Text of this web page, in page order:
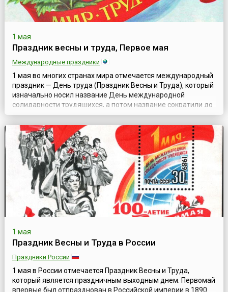
1 мая
Праздник весны и труда, Первое мая
Международные праздники
1 мая во многих странах мира отмечается международный
праздник — День труда (Праздник Весны и Труда), который
изначально носил название День международной
солидарности трудящихся, а потом название сократили до
Дня труда.1 мая 1886 года американские рабочие
организовали забастовку в Чикаго, выдвинув требование
8-часового рабочего дня. Забастовка и сопутствующая
демонстрация закончились кровопро...
1 мая
Праздник Весны и Труда в России
Праздники России
1 мая в России отмечается Праздник Весны и Труда,
который является праздничным выходным днем. Первомай
впервые был отпразднован в Российской империи в 1890